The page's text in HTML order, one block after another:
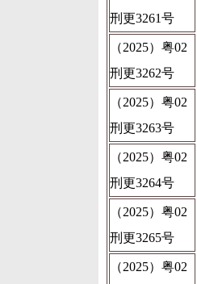
刑更3261号
（2025）粤02
刑更3262号
（2025）粤02
刑更3263号
（2025）粤02
刑更3264号
（2025）粤02
刑更3265号
（2025）粤02